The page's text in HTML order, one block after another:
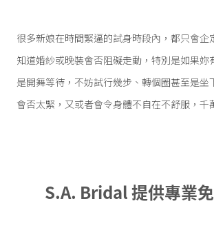
很多新娘在時間緊逼的試身時段內，都只會企
知道婚紗或晚裝會否阻礙走動，特別是如果妳
是開舞等待，不妨試行幾步、轉個圈甚至是坐
會否太緊，又或者會令身體不自在不舒服，千
S.A. Bridal 提供專業